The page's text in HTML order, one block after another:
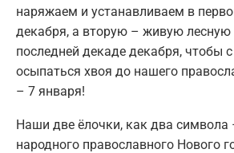
наряжаем и устанавливаем в
декабря, а вторую – живую лесную
последней декаде декабря, чтобы с
осыпаться хвоя до нашего
– 7 января!
Наши две ёлочки, как два символа
народного православного Нового